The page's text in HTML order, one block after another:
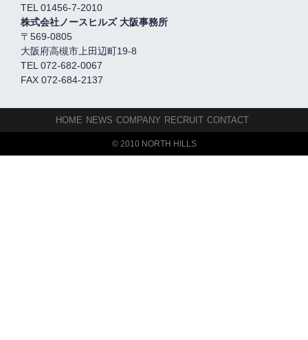
TEL 01456-7-2010
株式会社ノースヒルズ 大阪事務所
〒569-0805
大阪府高槻市上田辺町19-8
TEL 072-682-0067
FAX 072-684-2137
HOME NEWS COMPANY RECRUIT CONTACT
© 2010 NORTH HILLS